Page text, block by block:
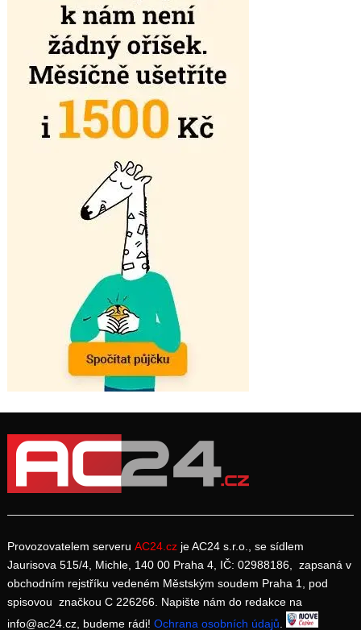
Provozovatelem serveru AC24.cz je AC24 s.r.o., se sídlem
Jaurisova 515/4, Michle, 140 00 Praha 4, IČ: 02988186, zapsaná v
obchodním rejstříku vedeném Městským soudem Praha 1, pod
spisovou značkou C 226266. Napište nám do redakce na
info@ac24.cz, budeme rádi! Ochrana osobních údajů